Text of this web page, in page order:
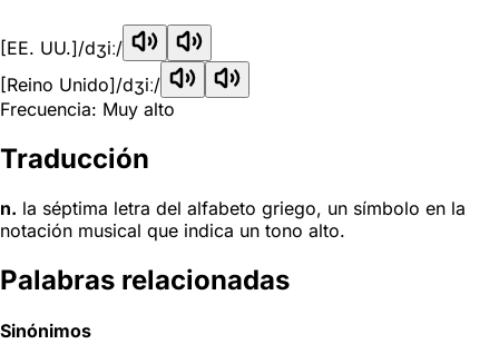
[EE. UU.]/dʒiː/
[Reino Unido]/dʒiː/
Frecuencia: Muy alto
Traducción
n. la séptima letra del alfabeto griego, un símbolo en la
notación musical que indica un tono alto.
Palabras relacionadas
Sinónimos